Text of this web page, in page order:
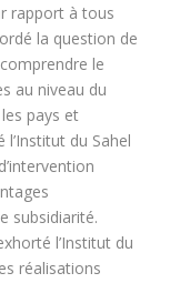
rapport à tous
la question de
le
au niveau du
pays et
l’Institut du Sahel
subsidiarité.
l’Institut du
réalisations